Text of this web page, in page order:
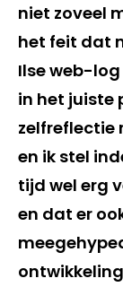
niet zoveel
het feit dat
Ilse web-
in het juiste
zelfreflectie
en ik stel
tijd wel erg
en dat er